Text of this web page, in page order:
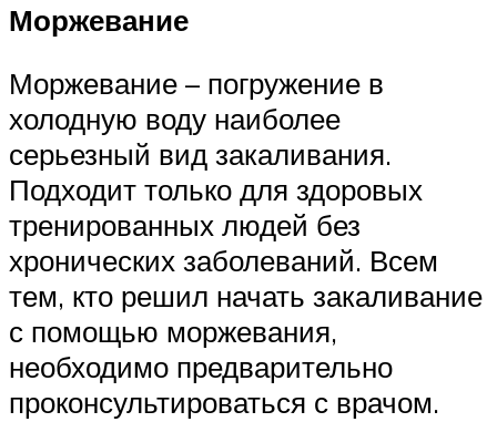
Моржевание
Моржевание – погружение в
холодную воду наиболее
серьезный вид закаливания.
Подходит только для здоровых
тренированных людей без
хронических заболеваний. Всем
тем, кто решил начать закаливание
с помощью моржевания,
необходимо предварительно
проконсультироваться с врачом.